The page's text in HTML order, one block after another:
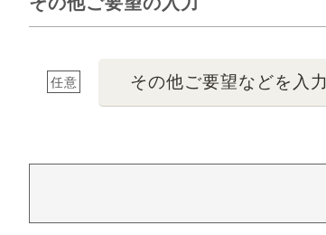
任意 その他ご要望などを入力